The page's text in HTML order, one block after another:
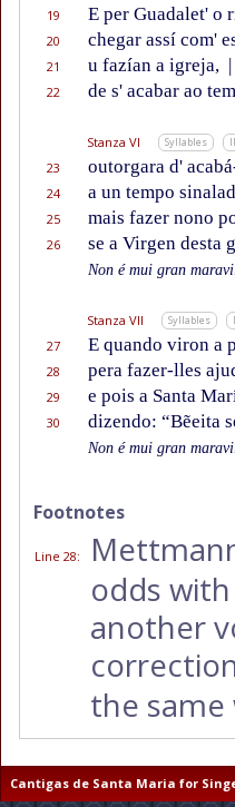
19 E per Guadalet' o
20 chegar assí com'
21 u fazían a igreja, |
22 de s' acabar ao
Stanza VI Syllables
23 outorgara d'
24 a un tempo
25 mais fazer nono
26 se a Virgen desta
Non é mui gran
Stanza VII Syllables
27 E quando viron a
28 pera fazer-lles
29 e pois a Santa
30 dizendo: “Bẽeita
Non é mui gran
Footnotes
Line 28:
odds
another
the same
Cantigas de Santa Maria for